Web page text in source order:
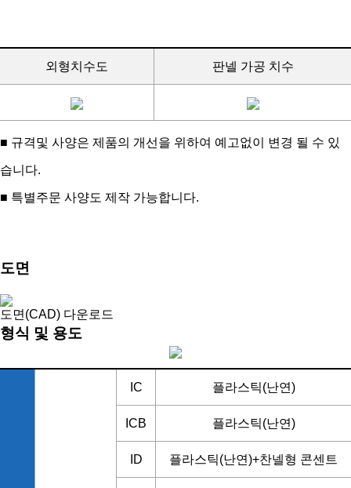
외형치수도 판넬 가공 치수
■ 규격및 사양은 제품의 개선을 위하여 예고없이 변경 될 수 있
습니다.
■ 특별주문 사양도 제작 가능합니다.
도면
도면(CAD) 다운로드
형식 및 용도
IC 플라스틱(난연)
ICB 플라스틱(난연)
ID 플라스틱(난연)+찬넬형 콘센트